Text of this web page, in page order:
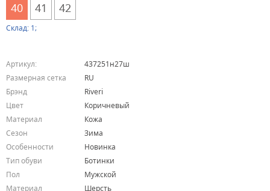
40 41 42
Склад: 1;
Артикул:
437251н27ш
Размерная сетка
RU
Брэнд
Riveri
Цвет
Коричневый
Материал
Кожа
Сезон
Зима
Особенности
Новинка
Тип обуви
Ботинки
Пол
Мужской
Материал
Шерсть